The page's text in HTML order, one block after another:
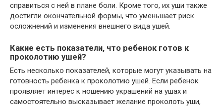
справиться с ней в плане боли. Кроме того, их уши также
достигли окончательной формы, что уменьшает риск
осложнений и изменения внешнего вида ушей.
Какие есть показатели, что ребенок готов к
проколотию ушей?
Есть несколько показателей, которые могут указывать на
готовность ребенка к проколотию ушей. Если ребенок
проявляет интерес к ношению украшений на ушах и
самостоятельно высказывает желание проколоть уши,